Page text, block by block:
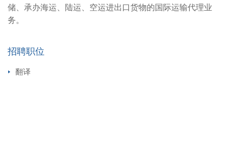
储、承办海运、陆运、空运进出口货物的国际运输代理业
务。
招聘职位
翻译